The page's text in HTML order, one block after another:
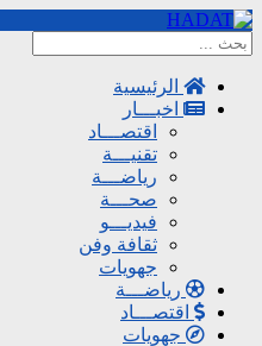
الرئيسية
اخبـــار
اقتصـــاد
تقنيـــة
رياضـــة
صحـــة
فيديـــو
ثقافة وفن
جهويات
رياضـــة
اقتصـــاد
جهويات